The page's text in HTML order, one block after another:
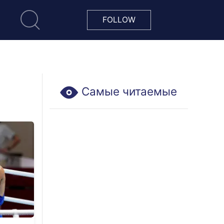
FOLLOW
Самые читаемые